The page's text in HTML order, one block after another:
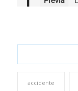
accidente